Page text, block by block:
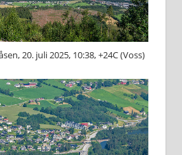
20. juli 2025, 10:38, +24C (Voss)